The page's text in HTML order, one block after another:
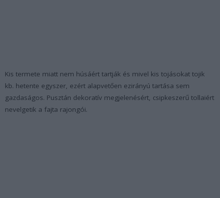
Kis termete miatt nem húsáért tartják és mivel kis tojásokat tojik
kb. hetente egyszer, ezért alapvetően ezirányú tartása sem
gazdaságos. Pusztán dekoratív megjelenésért, csipkeszerű tollaiért
nevelgetik a fajta rajongói.